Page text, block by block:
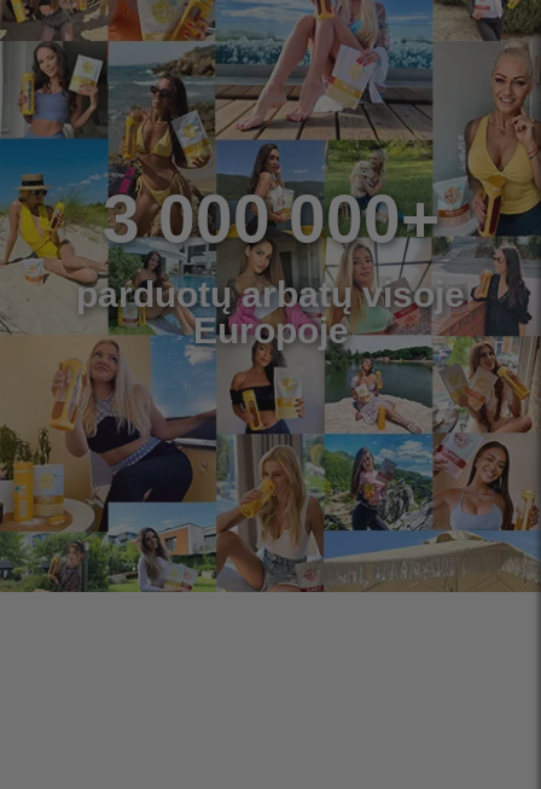
3 000 000+
parduotų arbatų visoje
Europoje